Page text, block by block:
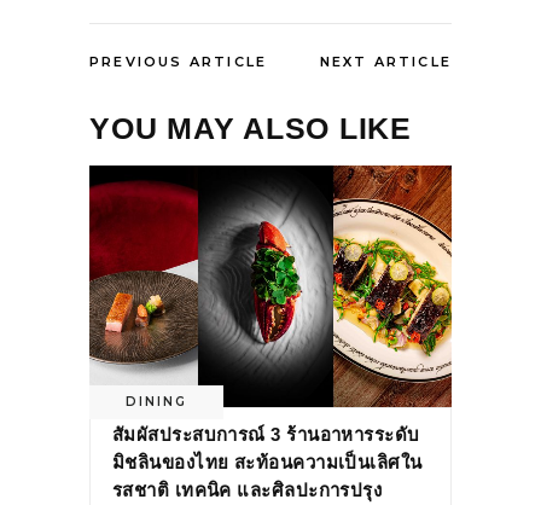
PREVIOUS ARTICLE NEXT ARTICLE
YOU MAY ALSO LIKE
DINING
สัมผัสประสบการณ์ 3 ร้านอาหารระดับ
มิชลินของไทย สะท้อนความเป็นเลิศใน
รสชาติ เทคนิค และศิลปะการปรุง